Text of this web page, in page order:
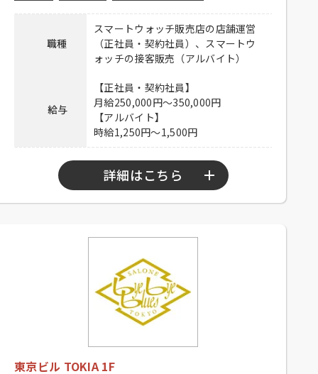
下記弊社採用HPから、またはお電話にて
ご応募ください。
ホール：https://potomak.saiyo-
job.jp/csaiyo/qjbz/pc_job/show/et05/32
キッチン：https://potomak.saiyo-
job.jp/csaiyo/qjbz/pc_job/show/et05/33
078-334-1220
職種
スマートウォッチ販売店の店舗運営
（正社員・契約社員）、スマートウ
ォッチの接客販売（アルバイト）
給与
【正社員・契約社員】
月給250,000円～350,000円
【アルバイト】
時給1,250円～1,500円
詳細はこちら
9：30～21：00
【正社員・契約社員】
シフト制、経験者優遇
【アルバイト】
勤務可能な方、高校生不可、大学生
可、主婦歓迎、フリーター歓迎、
東京ビル TOKIA 1F